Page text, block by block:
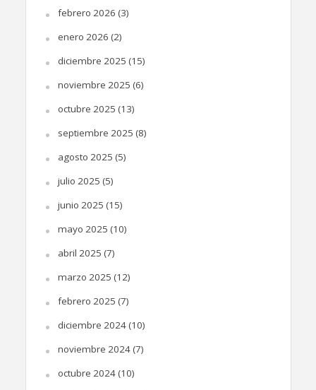
febrero 2026 (3)
enero 2026 (2)
diciembre 2025 (15)
noviembre 2025 (6)
octubre 2025 (13)
septiembre 2025 (8)
agosto 2025 (5)
julio 2025 (5)
junio 2025 (15)
mayo 2025 (10)
abril 2025 (7)
marzo 2025 (12)
febrero 2025 (7)
diciembre 2024(10)
noviembre 2024(7)
octubre 2024(10)